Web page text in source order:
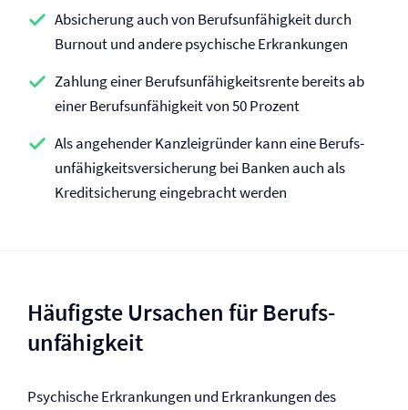
Absicherung auch von Berufs­unfähigkeit durch
Burnout und andere psychische Erkrankungen
Zahlung einer Berufs­unfähigkeitsrente bereits ab
einer Berufs­unfähigkeit von 50 Prozent
Als angehender Kanzleigründer kann eine Berufs­
unfähigkeits­versicherung bei Banken auch als
Kreditsicherung eingebracht werden
Häufigste Ursachen für Berufs­
unfähigkeit
Psychische Erkrankungen und Erkrankungen des